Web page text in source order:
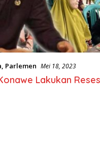
, Parlemen Mei 18, 2023
Lakukan